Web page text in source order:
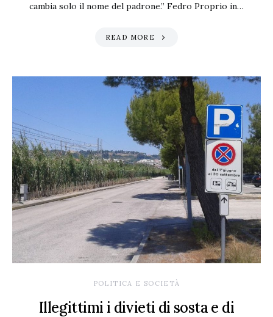
cambia solo il nome del padrone.” Fedro Proprio in…
READ MORE
POLITICA E SOCIETÀ
Illegittimi i divieti di sosta e di